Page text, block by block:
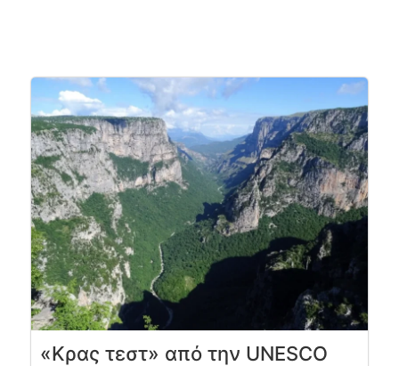
«Κρας τεστ» από την UNESCO